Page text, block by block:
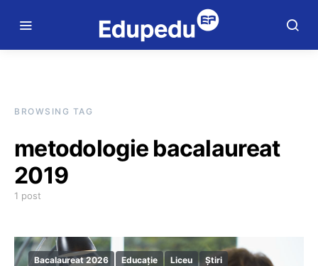
BROWSING TAG
metodologie bacalaureat
2019
1 post
Bacalaureat 2026 Educație Liceu Știri